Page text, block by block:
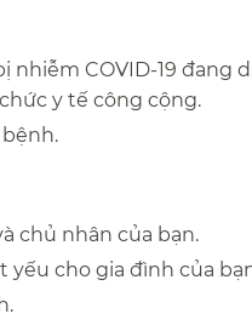
COVID-19 đang
y tế công cộng.​​
chủ nhân của bạn.​​
yếu cho gia đình của